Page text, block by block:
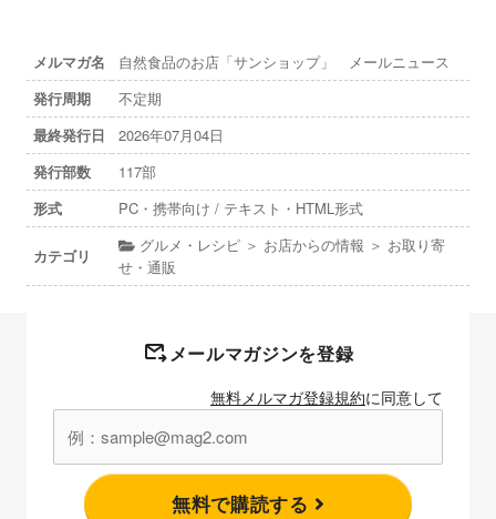
メルマガ名
自然食品のお店「サンショップ」 メールニュース
発行周期
不定期
最終発行日
2026年07月04日
発行部数
117部
形式
PC・携帯向け / テキスト・HTML形式
カテゴリ
グルメ・レシピ ＞ お店からの情報 ＞ お取り寄
せ・通販
メールマガジンを登録
無料メルマガ登録規約に同意して
無料で購読する